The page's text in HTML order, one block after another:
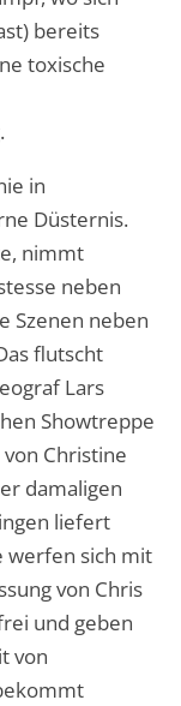
bereits
toxische
in
Düsternis.
nimmt
neben
Szenen neben
flutscht
Lars
Showtreppe
Christine
damaligen
liefert
werfen sich mit
von Chris
und geben
von